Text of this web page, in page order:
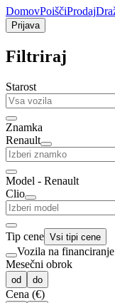
DomovPoiščiProdaj
Prijava
Filtriraj
Starost
Znamka
Renault
Model - Renault
Clio
Tip cene Vsi tipi cene
Vozila na financiranje
Mesečni obrok
od do
Cena (€)